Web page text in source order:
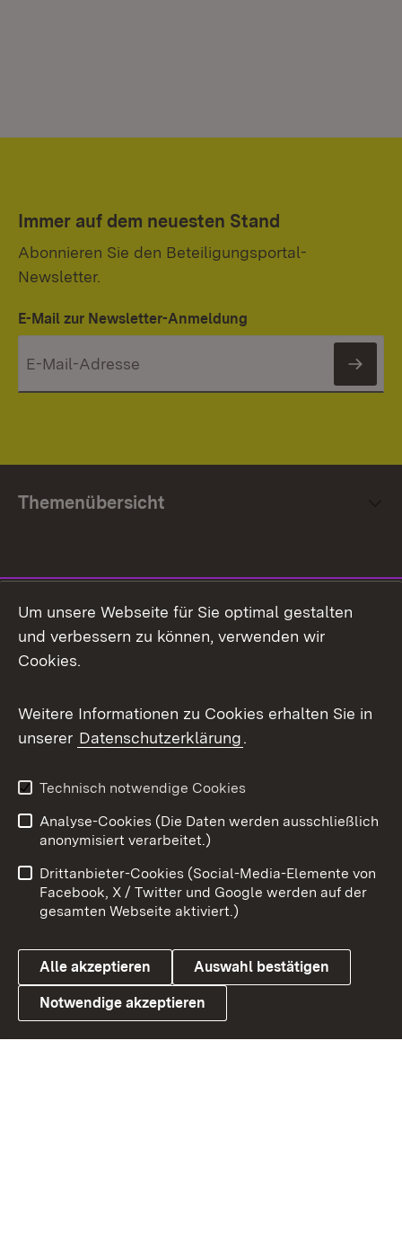
Immer auf dem neuesten Stand
Abonnieren Sie den Beteiligungsportal-
Newsletter.
E-Mail zur Newsletter-Anmeldung
Themenübersicht
Facebook
X / Twitter
Youtube
Link zum Landesportal
Impressum
Kontakt
Barrierefreiheit
Datenschutz
Cookies
Um unsere Webseite für Sie optimal gestalten
und verbessern zu können, verwenden wir
Cookies.
Weitere Informationen zu Cookies erhalten Sie in
unserer Datenschutzerklärung.
Technisch notwendige Cookies
Analyse-Cookies (Die Daten werden ausschließlich
anonymisiert verarbeitet.)
Drittanbieter-Cookies (Social-Media-Elemente von
Facebook, X / Twitter und Google werden auf der
gesamten Webseite aktiviert.)
Alle akzeptieren Auswahl bestätigen
Notwendige akzeptieren